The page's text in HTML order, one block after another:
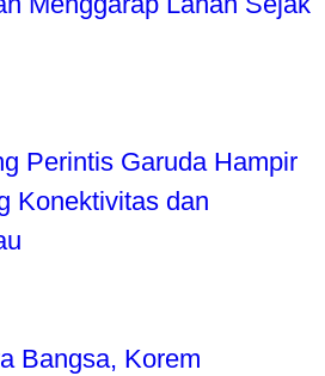
Perintis Garuda Hampir
Konektivitas dan
Bangsa, Korem